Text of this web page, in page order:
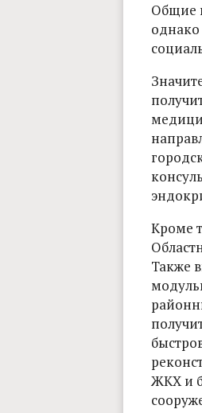
Общие
Кроме
Также
ЖКХ и